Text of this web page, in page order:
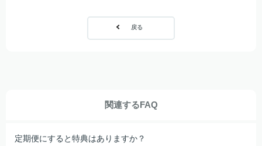
戻る
関連するFAQ
定期便にすると特典はありますか？